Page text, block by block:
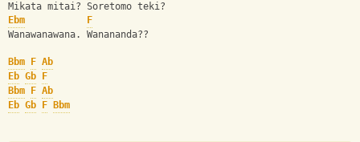
Mikata mitai? Soretomo teki?
Ebm
F
Wanawanawana. Wanananda??
Bbm F Ab
Eb Gb
F
Bbm
F Ab
Eb Gb F Bbm